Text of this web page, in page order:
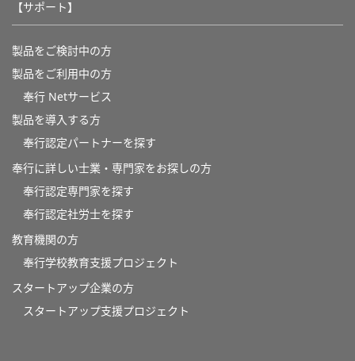
【サポート】
製品をご検討中の方
製品をご利用中の方
奉行 Netサービス
製品を導入する方
奉行認定パートナーを探す
奉行に詳しい士業・専門家をお探しの方
奉行認定専門家を探す
奉行認定社労士を探す
教育機関の方
奉⾏学校教育⽀援プロジェクト
スタートアップ企業の方
スタートアップ支援プロジェクト